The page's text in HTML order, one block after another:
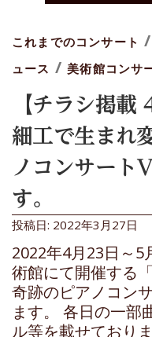
これまでのコンサート /
ュース /美術館コンサ
【チラシ掲
細工で生まれ
ノコンサート
す。
投稿日: 2022年3月27日
2022年4月23日～5
術館にて開催する
奇跡のピアノコン
ます。 各日の一部
ル等を載せており